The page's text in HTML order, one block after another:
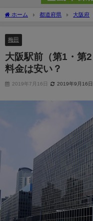
ホーム 都道府県 大阪府
梅田
大阪駅前（第1・第
料金は安い？
2019年7月16日 2019年9月16日